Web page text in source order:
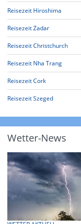
Reisezeit Hiroshima
Reisezeit Zadar
Reisezeit Christchurch
Reisezeit Nha Trang
Reisezeit Cork
Reisezeit Szeged
Wetter-News